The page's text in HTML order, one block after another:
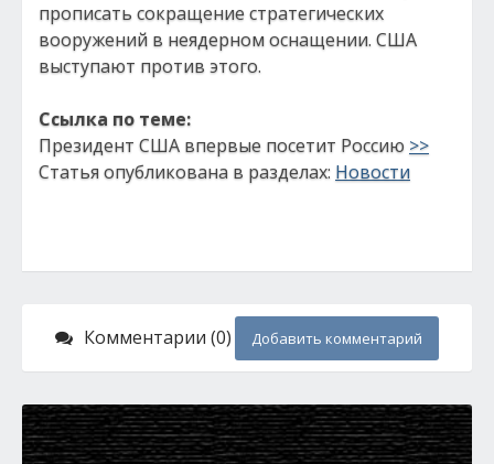
прописать сокращение стратегических
вооружений в неядерном оснащении. США
выступают против этого.
Ссылка по теме:
Президент США впервые посетит Россию >>
Статья опубликована в разделах: Новости
Комментарии (0) Добавить комментарий